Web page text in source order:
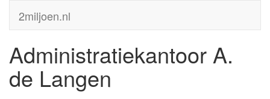
2miljoen.nl
Administratiekantoor A.
de Langen